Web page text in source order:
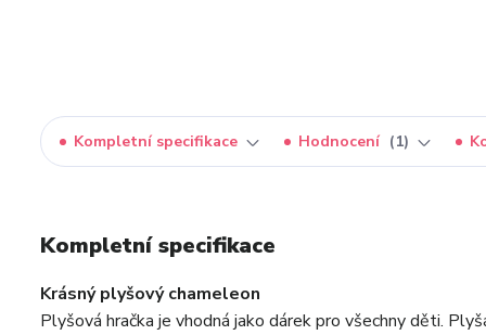
Kompletní specifikace Hodnocení 1
Kompletní specifikace
Krásný plyšový chameleon
Plyšová hračka je vhodná jako dárek pro všechny děti.